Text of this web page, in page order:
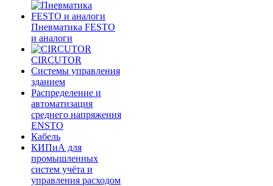
Пневматика FESTO
и аналоги
CIRCUTOR
Системы управления
зданием
Распределение и
автоматизация
среднего напряжения
ENSTO
Кабель
КИПиА для
промышленных
систем учёта и
управления расходом